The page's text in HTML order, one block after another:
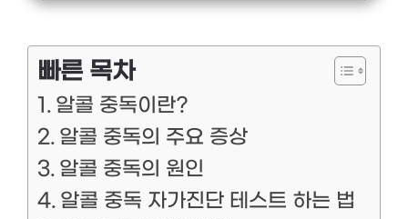
빠른 목차
알콜 중독이란?
알콜 중독의 주요 증상
알콜 중독의 원인
알콜 중독 자가진단 테스트 하는 법